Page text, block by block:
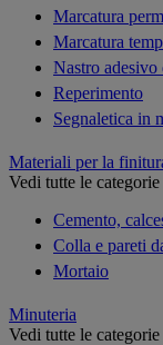
Marcatura
Marcatura
Nastro adesivo
Reperimento
Segnaletica in
Materiali per la
Vedi tutte le categorie
Cemento,
Colla e pareti
Mortaio
Minuteria
Vedi tutte le categorie